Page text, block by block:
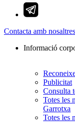
Contacta amb nosaltres
Informació
Publicitat
Consulta
Totes les
Garrotxa
Totes les